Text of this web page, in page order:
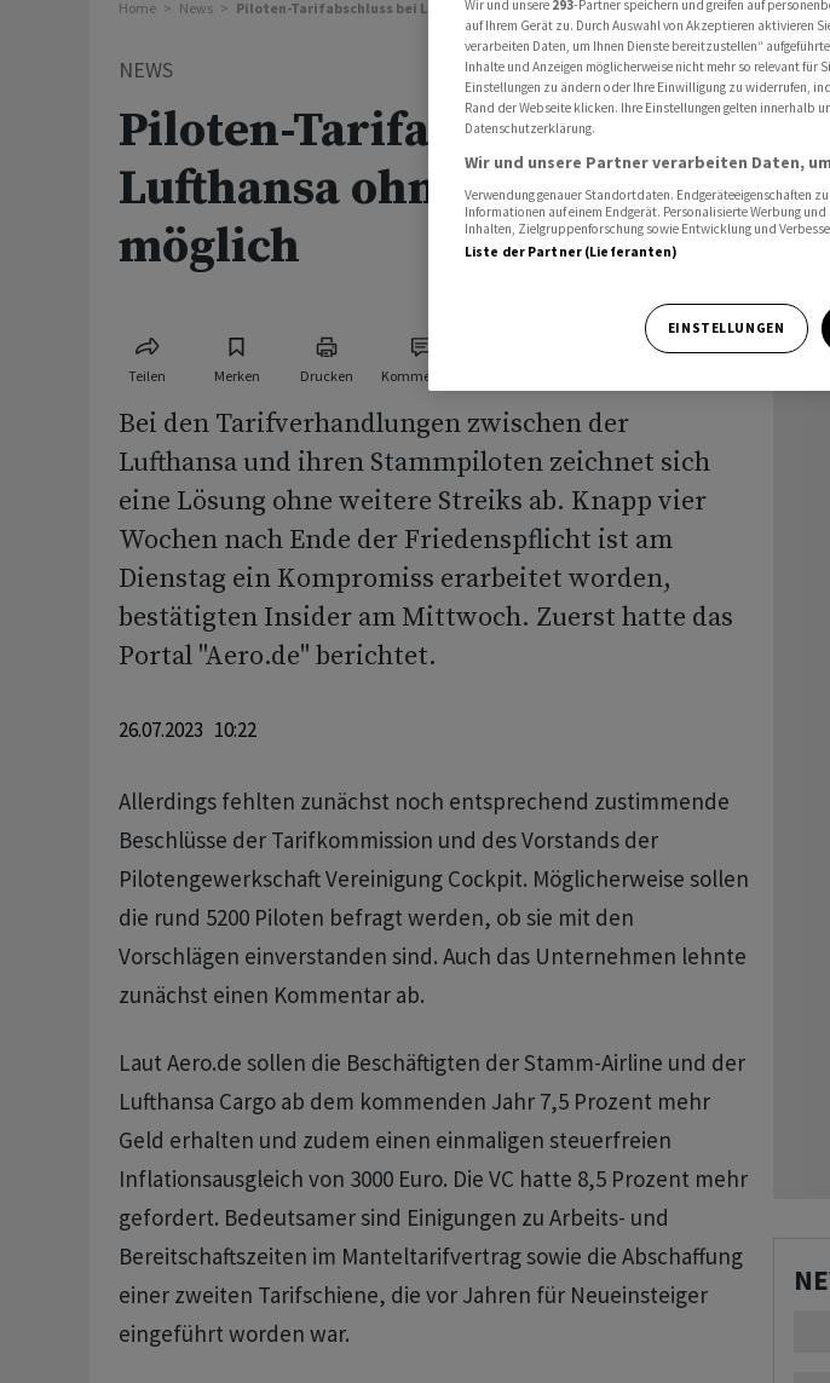
Home News Piloten-Tarifabschluss bei Lufthansa ohne Streiks möglich
NEWS
Piloten-Tarifabschluss bei
Lufthansa ohne Streiks
möglich
Teilen Merken Drucken Kommentare
Bei den Tarifverhandlungen zwischen der
Lufthansa und ihren Stammpiloten zeichnet sich
eine Lösung ohne weitere Streiks ab. Knapp vier
Wochen nach Ende der Friedenspflicht ist am
Dienstag ein Kompromiss erarbeitet worden,
bestätigten Insider am Mittwoch. Zuerst hatte das
Portal "Aero.de" berichtet.
26.07.2023 10:22
Allerdings fehlten zunächst noch entsprechend zustimmende
Beschlüsse der Tarifkommission und des Vorstands der
Pilotengewerkschaft Vereinigung Cockpit. Möglicherweise sollen
die rund 5200 Piloten befragt werden, ob sie mit den
Vorschlägen einverstanden sind. Auch das Unternehmen lehnte
zunächst einen Kommentar ab.
Laut Aero.de sollen die Beschäftigten der Stamm-Airline und der
Lufthansa Cargo ab dem kommenden Jahr 7,5 Prozent mehr
Geld erhalten und zudem einen einmaligen steuerfreien
Inflationsausgleich von 3000 Euro. Die VC hatte 8,5 Prozent mehr
gefordert. Bedeutsamer sind Einigungen zu Arbeits- und
Bereitschaftszeiten im Manteltarifvertrag sowie die Abschaffung
einer zweiten Tarifschiene, die vor Jahren für Neueinsteiger
eingeführt worden war.
Wir und unsere 293-Partner speichern und greifen auf
auf Ihrem Gerät zu. Durch Auswahl von Akzeptieren aktivieren
verarbeiten Daten, um Ihnen Dienste bereitzustellen“
Inhalte und Anzeigen möglicherweise nicht mehr so relevant für
Einstellungen zu ändern oder Ihre Einwilligung zu widerrufen,
Rand der Webseite klicken. Ihre Einstellungen gelten innerhalb
Datenschutzerklärung.
Wir und unsere Partner verarbeiten Daten,
Verwendung genauer Standortdaten. Endgeräteeigenschaften
Informationen auf einem Endgerät. Personalisierte Werbung
Inhalten, Zielgruppenforschung sowie Entwicklung und
Liste der Partner (Lieferanten)
EINSTELLUNGEN